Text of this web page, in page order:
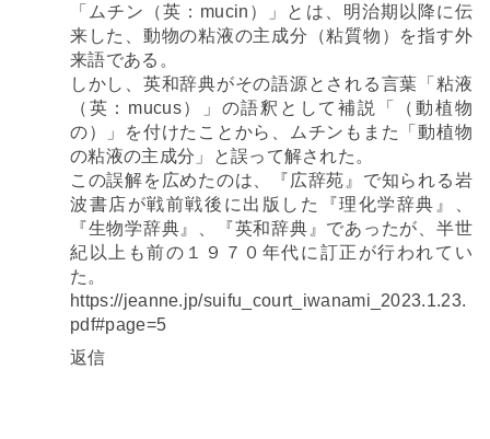
「ムチン（英：mucin）」とは、明治期以降に伝
来した、動物の粘液の主成分（粘質物）を指す外
来語である。
しかし、英和辞典がその語源とされる言葉「粘液
（英：mucus）」の語釈として補説「（動植物
の）」を付けたことから、ムチンもまた「動植物
の粘液の主成分」と誤って解された。
この誤解を広めたのは、『広辞苑』で知られる岩
波書店が戦前戦後に出版した『理化学辞典』、
『生物学辞典』、『英和辞典』であったが、半世
紀以上も前の１９７０年代に訂正が行われてい
た。
https://jeanne.jp/suifu_court_iwanami_2023.1.23.
pdf#page=5
返信